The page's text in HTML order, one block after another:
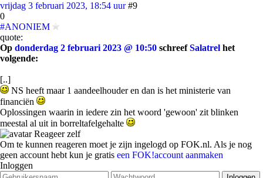
vrijdag 3 februari 2023, 18:54 uur #9
0
#ANONIEM
quote:
Op donderdag 2 februari 2023 @ 10:50 schreefSalatrel het
volgende:
[..]
NS heeft maar 1 aandeelhouder en dan is het ministerie van
financiën
Oplossingen waarin in iedere zin het woord 'gewoon' zit blinken
meestal al uit in borreltafelgehalte
Reageer zelf
Om te kunnen reageren moet je zijn ingelogd op FOK.nl. Als je nog
geen account hebt kun je gratis een FOK!account aanmaken
Inloggen